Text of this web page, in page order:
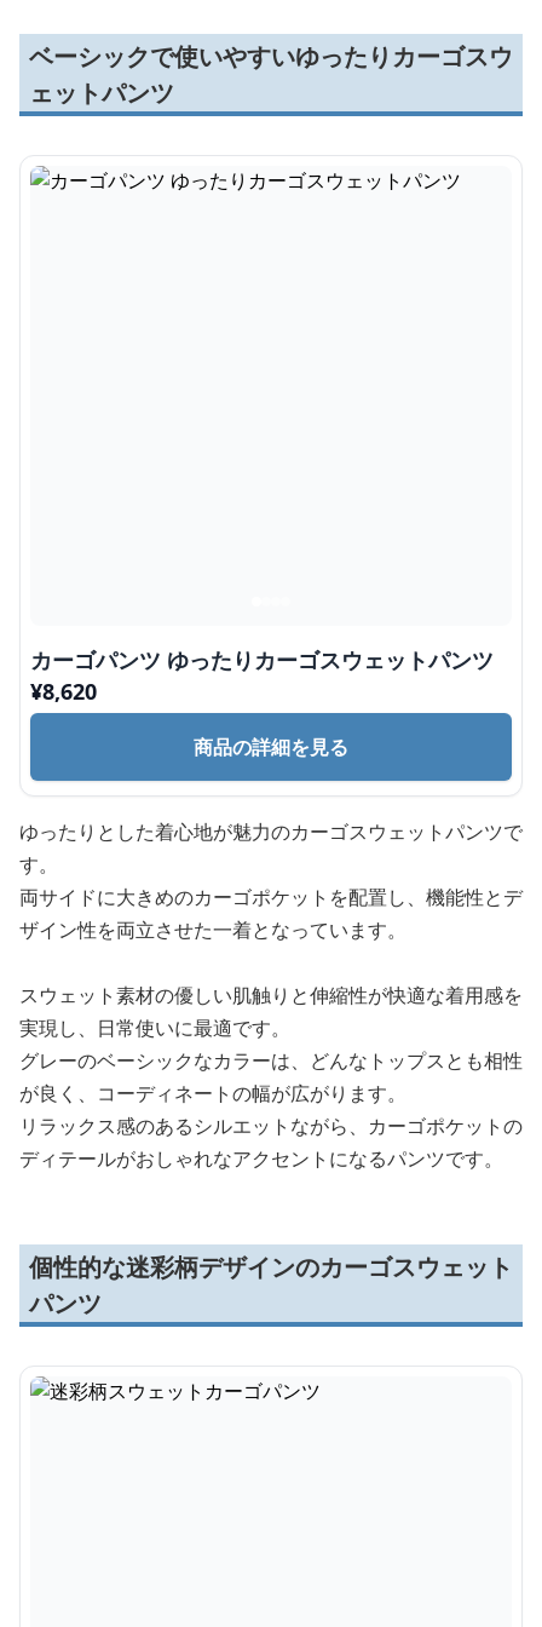
ベーシックで使いやすいゆったりカーゴスウ
ェットパンツ
カーゴパンツ ゆったりカーゴスウェットパンツ
¥8,620
商品の詳細を見る
ゆったりとした着心地が魅力のカーゴスウェットパンツで
す。
両サイドに大きめのカーゴポケットを配置し、機能性とデ
ザイン性を両立させた一着となっています。
スウェット素材の優しい肌触りと伸縮性が快適な着用感を
実現し、日常使いに最適です。
グレーのベーシックなカラーは、どんなトップスとも相性
が良く、コーディネートの幅が広がります。
リラックス感のあるシルエットながら、カーゴポケットの
ディテールがおしゃれなアクセントになるパンツです。
個性的な迷彩柄デザインのカーゴスウェット
パンツ